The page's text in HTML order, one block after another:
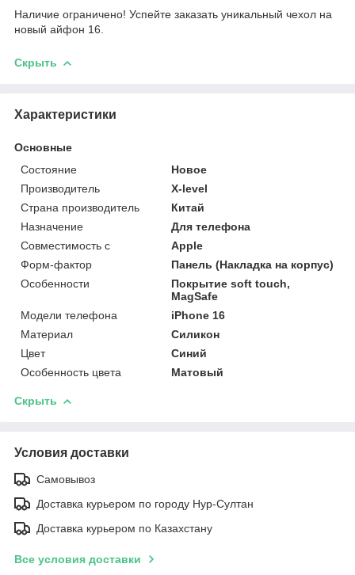
Наличие ограничено! Успейте заказать уникальный чехол на
новый айфон 16.
Скрыть
Характеристики
Основные
Состояние
Новое
Производитель
X-level
Страна производитель
Китай
Назначение
Для телефона
Совместимость с
Apple
Форм-фактор
Панель (Накладка на корпус)
Особенности
Покрытие soft touch,
MagSafe
Модели телефона
iPhone 16
Материал
Силикон
Цвет
Синий
Особенность цвета
Матовый
Скрыть
Условия доставки
Самовывоз
Доставка курьером по городу Нур-Султан
Доставка курьером по Казахстану
Все условия доставки